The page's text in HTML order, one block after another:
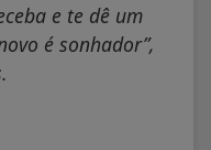
e te dê um
é sonhador”,